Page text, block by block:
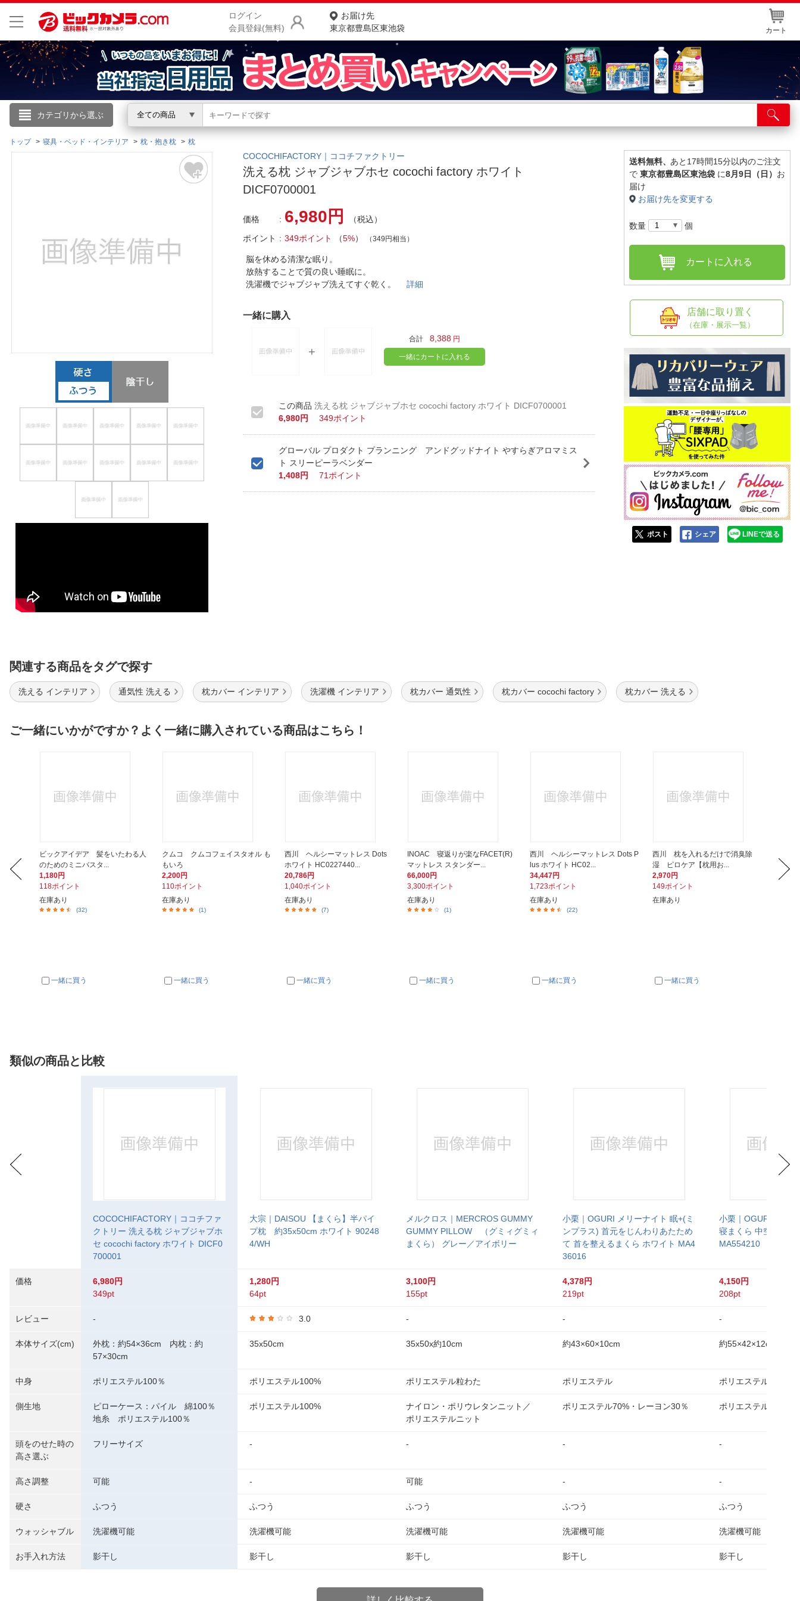
ログイン
会員登録(無料)
お届け先
東京都豊島区東池袋
カート
カテゴリから選ぶ 全ての商品
こんにちは
ログイン
閲覧履歴
商品をさがす
ランキングからさがす
カテゴリ一覧からさがす
お客様サポート
よくある質問・お問合せ
店舗サービス
ネット取り置き
トップ 寝具・ベッド・インテリア 枕・抱き枕 枕
COCOCHIFACTORY｜ココチファクトリー
洗える枕 ジャブジャブホセ cocochi factory ホワイト
DICF0700001
価格 6,980円
（税込）
ポイント
349ポイント （5%） （349円相当）
脳を休める清潔な眠り。
放熱することで質の良い睡眠に。
洗濯機でジャブジャブ洗えてすぐ乾く。詳細
一緒に購入
合計 8,388 円
一緒にカートに入れる
洗える枕 ジャブジャブホセ cocochi factory ホワイト DICF0700001
6,980円
349ポイント
グローバル プロダクト プランニング アンドグッドナイト やすらぎアロマミス
ト スリーピーラベンダー
1,408円
71ポイント
送料無料、 あと17時間15分以内のご注文
で 東京都豊島区東池袋 に8月9日（日） お
届け
お届け先を変更する
数量 個
カートに入れる
店舗に取り置く
（在庫・展示一覧）
ポスト シェア LINEで送る
関連する商品をタグで探す
洗える インテリア 通気性 洗える 枕カバー インテリア 洗濯機 インテリア 枕カバー 通気性 枕カバー cocochi factory 枕カバー 洗える
ご一緒にいかがですか？よく一緒に購入されている商品はこちら！
...
ビックアイデア 髪をいたわる人
のためのミニバスタ...
1,180円
118ポイント
在庫あり
(32)
一緒に買う
クムコ クムコフェイスタオル も
もいろ
2,200円
110ポイント
在庫あり
(1)
一緒に買う
西川 ヘルシーマットレス Dots
ホワイト HC0227440...
20,786円
1,040ポイント
在庫あり
(7)
一緒に買う
INOAC 寝返りが楽なFACET(R)
マットレス スタンダー...
66,000円
3,300ポイント
在庫あり
(1)
一緒に買う
西川 ヘルシーマットレス Dots P
lus ホワイト HC02...
34,447円
1,723ポイント
在庫あり
(22)
一緒に買う
西川 枕を入れるだけで消臭除
湿 ピロケア【枕用お...
2,970円
149ポイント
在庫あり
一緒に買う
ス枕
3,280円
類似の商品と比較
価格
レビュー
本体サイズ(cm)
中身
側生地
頭をのせた時の
高さ選ぶ
高さ調整
硬さ
ウォッシャブル
お手入れ方法
COCOCHIFACTORY｜ココチファ
クトリー 洗える枕 ジャブジャブホ
セ cocochi factory ホワイト DICF0
700001
6,980円
349pt
-
外枕：約54×36cm 内枕：約
57×30cm
ポリエステル100％
ピローケース：パイル 綿100％
地糸 ポリエステル100％
フリーサイズ
可能
ふつう
洗濯機可能
影干し
大宗｜DAISOU 【まくら】半パイ
プ枕 約35x50cm ホワイト 90248
4/WH
1,280円
64pt
3.0
35x50cm
ポリエステル100%
ポリエステル100%
-
-
ふつう
洗濯機可能
影干し
メルクロス｜MERCROS GUMMY
GUMMY PILLOW （グミィグミィ
まくら） グレー／アイボリー
3,100円
155pt
-
35x50x約10cm
ポリエステル粒わた
ナイロン・ポリウレタンニット／
ポリエステルニット
-
可能
ふつう
洗濯機可能
影干し
小栗｜OGURI メリーナイト 眠+(ミ
ンプラス) 首元をじんわりあたため
て 首を整えるまくら ホワイト MA4
36016
4,378円
219pt
-
約43×60×10cm
ポリエステル
ポリエステル70%・レーヨン30％
-
-
ふつう
洗濯機可能
影干し
小栗｜OGURI メリ
寝まくら 中空わた使
MA554210
4,150円
208pt
-
約55×42×12cm
ポリエステル100％
ポリエステル100％
-
-
ふつう
洗濯機可能
影干し